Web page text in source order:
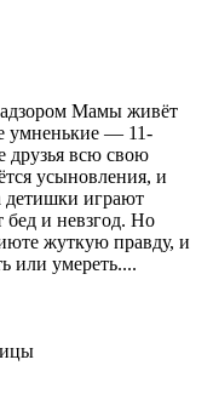
Мамы живёт
умненькие — 11-
всю свою
усыновления, и
детишки играют
и невзгод. Но
жуткую правду, и
или умереть....